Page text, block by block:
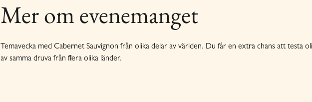
Mer om evenemanget
Temavecka med Cabernet Sauvignon från olika delar av världen. Du får en extra chans att testa
av samma druva från flera olika länder.